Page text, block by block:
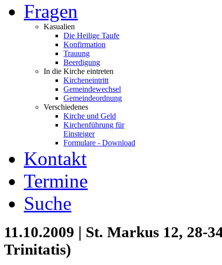
Fragen
Kasualien
Die Heilige Taufe
Konfirmation
Trauung
Beerdigung
In die Kirche eintreten
Kircheneintritt
Gemeindewechsel
Gemeindeordnung
Verschiedenes
Kirche und Geld
Kirchenführung für
Einsteiger
Formulare - Download
Kontakt
Termine
Suche
11.10.2009 | St. Markus 12, 28-
Trinitatis)